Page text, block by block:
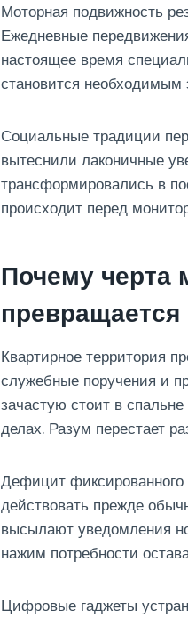
Моторная подвижность
Ежедневные
настоящее время
становится необходимым
Социальные традиции
вытеснили лаконичные
трансформировались в
происходит перед
Почему черта
Квартирное территория
служебные поручения и
зачастую стоит в
делах. Разум перестает
Дефицит фиксированного
действовать прежде
высылают уведомления
нажим потребности
Цифровые гаджеты